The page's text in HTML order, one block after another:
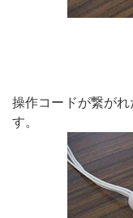
操作コードが繋が
す。